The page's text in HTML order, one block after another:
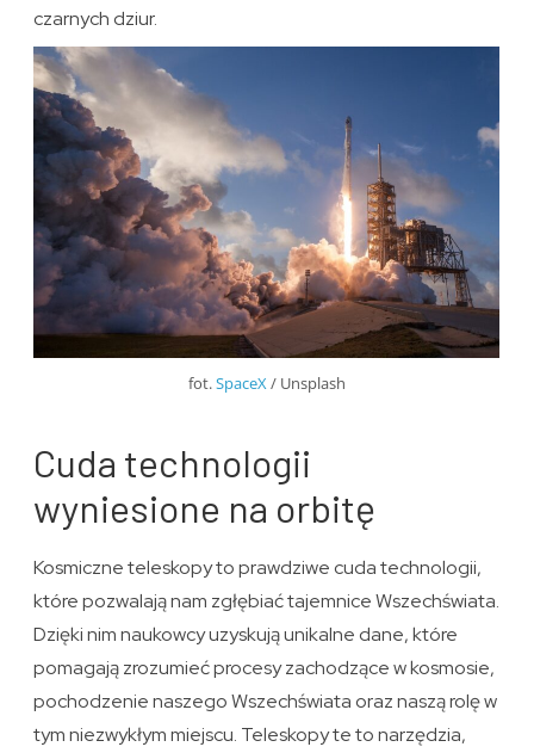
czarnych dziur.
fot.SpaceX/ Unsplash
Cuda technologii
wyniesione na orbitę
Kosmiczne teleskopy to prawdziwe cuda technologii,
które pozwalają nam zgłębiać tajemnice Wszechświata.
Dzięki nim naukowcy uzyskują unikalne dane, które
pomagają zrozumieć procesy zachodzące w kosmosie,
pochodzenie naszego Wszechświata oraz naszą rolę w
tym niezwykłym miejscu. Teleskopy te to narzędzia,